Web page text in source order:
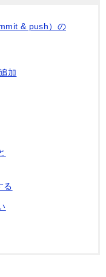
& push）の
加
る